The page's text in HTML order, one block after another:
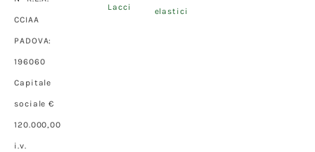
CCIAA
PADOVA:
196060
Capitale
sociale €
120.000,00
i.v.
Lacci elastici